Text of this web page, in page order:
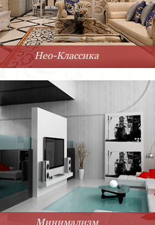
Нео-Классика
Минимализм